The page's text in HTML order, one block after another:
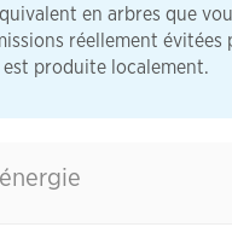
en arbres que
réellement
produite localement.